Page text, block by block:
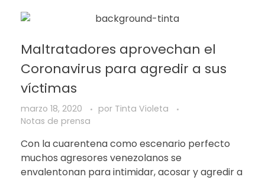
Maltratadores aprovechan el
Coronavirus para agredir a sus
víctimas
marzo 18, 2020 por Tinta Violeta
Notas de prensa
Con la cuarentena como escenario perfecto
muchos agresores venezolanos se
envalentonan para intimidar, acosar y agredir a